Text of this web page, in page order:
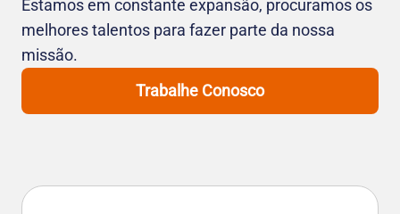
Estamos em constante expansão, procuramos os
melhores talentos para fazer parte da nossa
missão.
Trabalhe Conosco